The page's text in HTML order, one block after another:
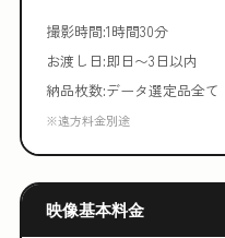
撮影時間:1時間30分
お渡し日:即日〜3日以内
納品枚数:データ選定品全て
※遠方料金別途
映像基本料金